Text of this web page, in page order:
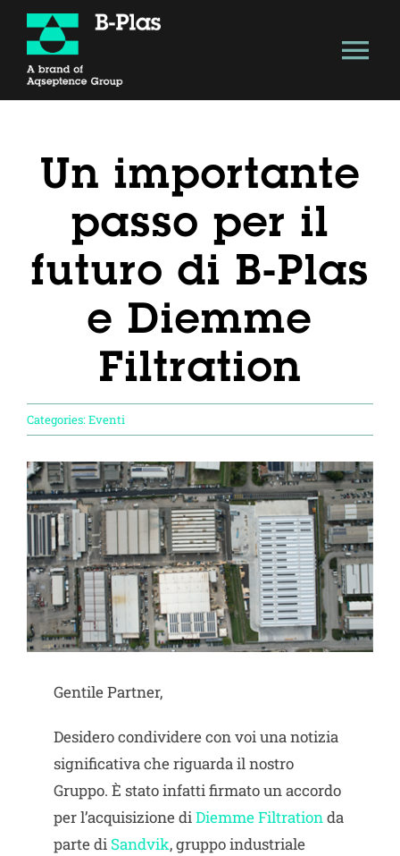
Salta
contenuto
Soluzione Tecnologica
Vantaggi
Economia circolare
Progetto Cross Life
Blog
Download
Lavora con noi
Contatti
Un importante
passo per il
futuro di B-Plas
e Diemme
Filtration
Categories:Eventi
Gentile Partner,
Desidero condividere con voi una notizia
significativa che riguarda il nostro
Gruppo. È stato infatti firmato un accordo
per l’acquisizione diDiemme Filtrationda
parte di Sandvik, gruppo industriale